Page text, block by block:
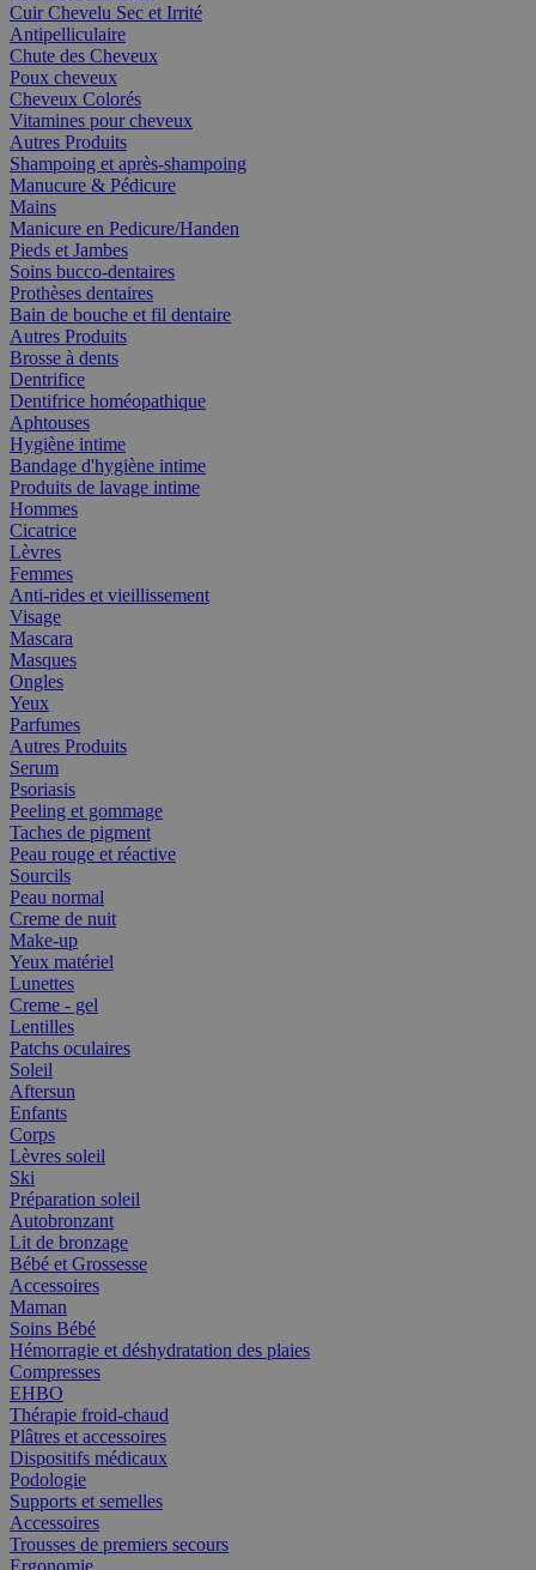
Cuir Chevelu Sec et Irrité
Antipelliculaire
Chute des Cheveux
Poux cheveux
Cheveux Colorés
Vitamines pour cheveux
Autres Produits
Shampoing et après-shampoing
Manucure & Pédicure
Mains
Manicure en Pedicure/Handen
Pieds et Jambes
Soins bucco-dentaires
Prothèses dentaires
Bain de bouche et fil dentaire
Autres Produits
Brosse à dents
Dentrifice
Dentifrice homéopathique
Aphtouses
Hygiène intime
Bandage d'hygiène intime
Produits de lavage intime
Hommes
Cicatrice
Lèvres
Femmes
Anti-rides et vieillissement
Visage
Mascara
Masques
Ongles
Yeux
Parfumes
Autres Produits
Serum
Psoriasis
Peeling et gommage
Taches de pigment
Peau rouge et réactive
Sourcils
Peau normal
Creme de nuit
Make-up
Yeux matériel
Lunettes
Creme - gel
Lentilles
Patchs oculaires
Soleil
Aftersun
Enfants
Corps
Lèvres soleil
Ski
Préparation soleil
Autobronzant
Lit de bronzage
Bébé et Grossesse
Accessoires
Maman
Soins Bébé
Hémorragie et déshydratation des plaies
Compresses
EHBO
Thérapie froid-chaud
Plâtres et accessoires
Dispositifs médicaux
Podologie
Supports et semelles
Accessoires
Trousses de premiers secours